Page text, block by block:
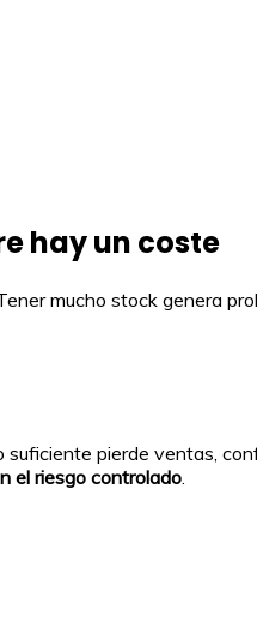
hay un coste
mucho stock genera
pierde ventas,
el riesgo controlado.